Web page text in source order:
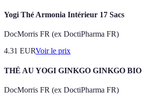
Yogi Thé Armonia Intérieur 17 Sacs
DocMorris FR (ex DoctiPharma FR)
4.31 EURVoir le prix
THÉ AU YOGI GINKGO GINKGO BIO
DocMorris FR (ex DoctiPharma FR)